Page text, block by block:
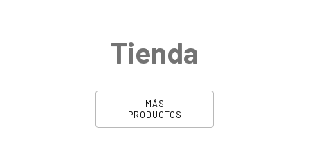
Tienda
MÁS
PRODUCTOS